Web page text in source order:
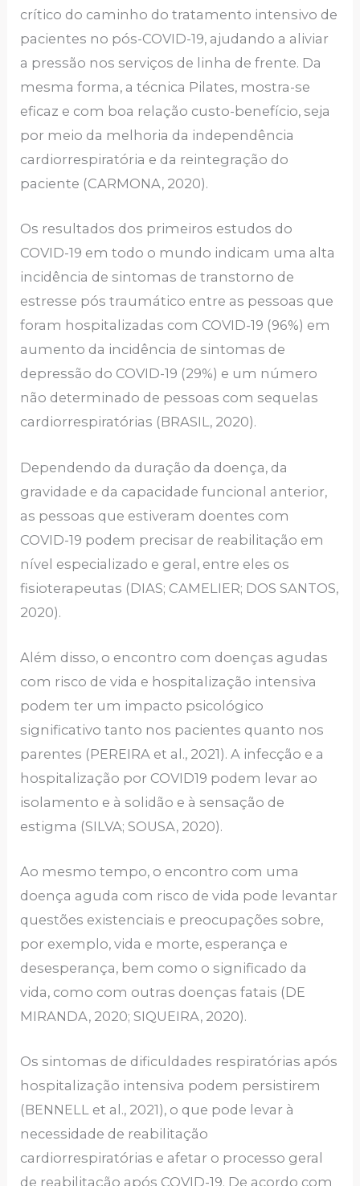
crítico do caminho do tratamento intensivo de
pacientes no pós-COVID-19, ajudando a aliviar
a pressão nos serviços de linha de frente. Da
mesma forma, a técnica Pilates, mostra-se
eficaz e com boa relação custo-benefício, seja
por meio da melhoria da independência
cardiorrespiratória e da reintegração do
paciente (CARMONA, 2020).
Os resultados dos primeiros estudos do
COVID-19 em todo o mundo indicam uma alta
incidência de sintomas de transtorno de
estresse pós traumático entre as pessoas que
foram hospitalizadas com COVID-19 (96%) em
aumento da incidência de sintomas de
depressão do COVID-19 (29%) e um número
não determinado de pessoas com sequelas
cardiorrespiratórias (BRASIL, 2020).
Dependendo da duração da doença, da
gravidade e da capacidade funcional anterior,
as pessoas que estiveram doentes com
COVID-19 podem precisar de reabilitação em
nível especializado e geral, entre eles os
fisioterapeutas (DIAS; CAMELIER; DOS SANTOS,
2020).
Além disso, o encontro com doenças agudas
com risco de vida e hospitalização intensiva
podem ter um impacto psicológico
significativo tanto nos pacientes quanto nos
parentes (PEREIRA et al., 2021). A infecção e a
hospitalização por COVID19 podem levar ao
isolamento e à solidão e à sensação de
estigma (SILVA; SOUSA, 2020).
Ao mesmo tempo, o encontro com uma
doença aguda com risco de vida pode levantar
questões existenciais e preocupações sobre,
por exemplo, vida e morte, esperança e
desesperança, bem como o significado da
vida, como com outras doenças fatais (DE
MIRANDA, 2020; SIQUEIRA, 2020).
Os sintomas de dificuldades respiratórias após
hospitalização intensiva podem persistirem
(BENNELL et al., 2021), o que pode levar à
necessidade de reabilitação
cardiorrespiratórias e afetar o processo geral
de reabilitação após COVID-19. De acordo com